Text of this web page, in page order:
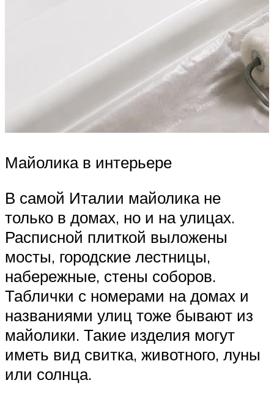
Майолика в интерьере
В самой Италии майолика не
только в домах, но и на улицах.
Расписной плиткой выложены
мосты, городские лестницы,
набережные, стены соборов.
Таблички с номерами на домах и
названиями улиц тоже бывают из
майолики. Такие изделия могут
иметь вид свитка, животного, луны
или солнца.